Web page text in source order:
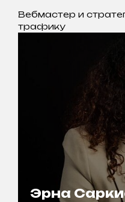
Вебмастер и
трафику
Эрна